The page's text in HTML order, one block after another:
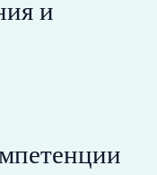
и